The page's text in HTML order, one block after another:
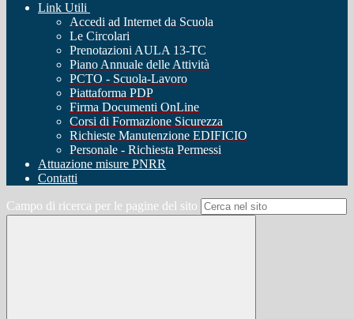
Link Utili
Accedi ad Internet da Scuola
Le Circolari
Prenotazioni AULA 13-TC
Piano Annuale delle Attività
PCTO - Scuola-Lavoro
Piattaforma PDP
Firma Documenti OnLine
Corsi di Formazione Sicurezza
Richieste Manutenzione EDIFICIO
Personale - Richiesta Permessi
Attuazione misure PNRR
Contatti
Campo di ricerca per le pagine del sito